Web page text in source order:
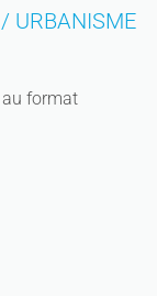
URBANISME
au format